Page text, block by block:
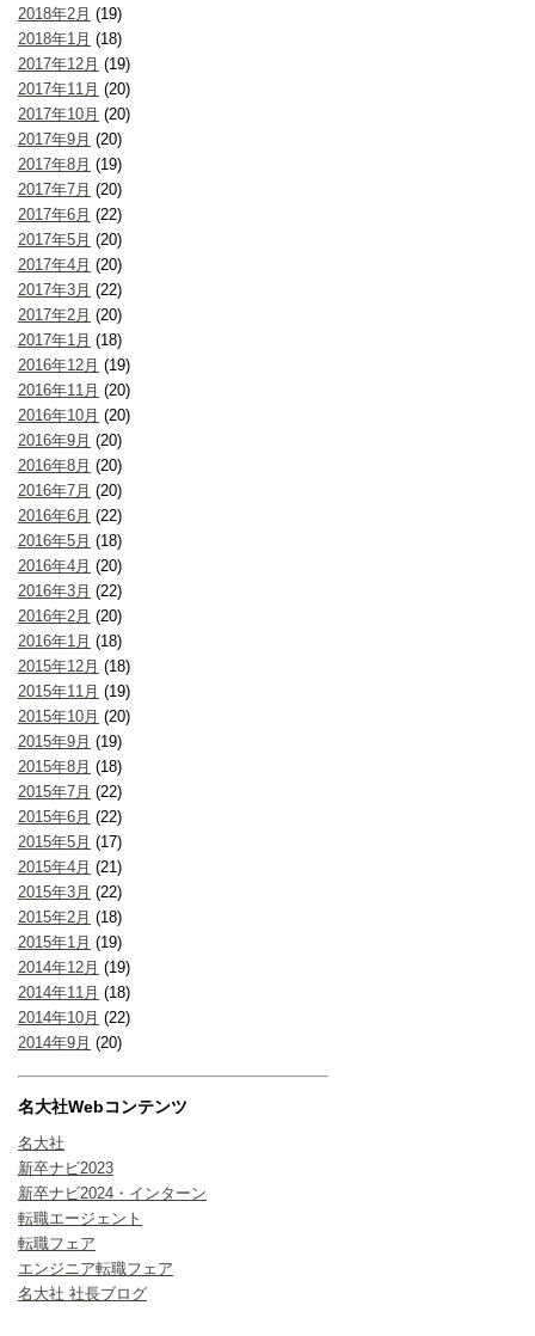
2018年2月 (19)
2018年1月 (18)
2017年12月 (19)
2017年11月 (20)
2017年10月 (20)
2017年9月 (20)
2017年8月 (19)
2017年7月 (20)
2017年6月 (22)
2017年5月 (20)
2017年4月 (20)
2017年3月 (22)
2017年2月 (20)
2017年1月 (18)
2016年12月 (19)
2016年11月 (20)
2016年10月 (20)
2016年9月 (20)
2016年8月 (20)
2016年7月 (20)
2016年6月 (22)
2016年5月 (18)
2016年4月 (20)
2016年3月 (22)
2016年2月 (20)
2016年1月 (18)
2015年12月 (18)
2015年11月 (19)
2015年10月 (20)
2015年9月 (19)
2015年8月 (18)
2015年7月 (22)
2015年6月 (22)
2015年5月 (17)
2015年4月 (21)
2015年3月 (22)
2015年2月 (18)
2015年1月 (19)
2014年12月 (19)
2014年11月 (18)
2014年10月 (22)
2014年9月 (20)
名大社Webコンテンツ
名大社
新卒ナビ2023
新卒ナビ2024・インターン
転職エージェント
転職フェア
エンジニア転職フェア
名大社 社長ブログ